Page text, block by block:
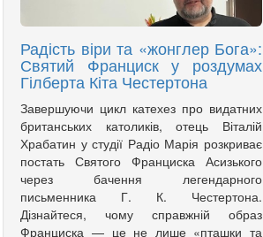
Радість віри та «жонглер Бога»:
Святий Франциск у роздумах
Гілберта Кіта Честертона
Завершуючи цикл катехез про видатних
британських католиків, отець Віталій
Храбатин у студії Радіо Марія розкриває
постать Святого Франциска Асизького
через бачення легендарного
письменника Г. К. Честертона.
Дізнайтеся, чому справжній образ
Франциска — це не лише «пташки та